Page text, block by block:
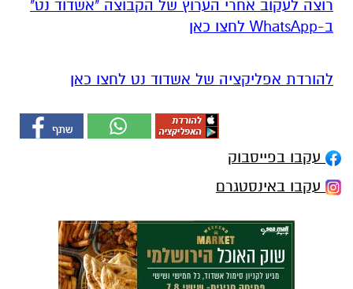
רוצה לעקוב אחרי הערוץ של הקבוצה "אשדוד נט"
ב-WhatsApp לחצו כאן
להורדת אפליקציה של אשדוד נט לחצו כאן
עקבו בפייסבוק
עקבו באינסטגרם